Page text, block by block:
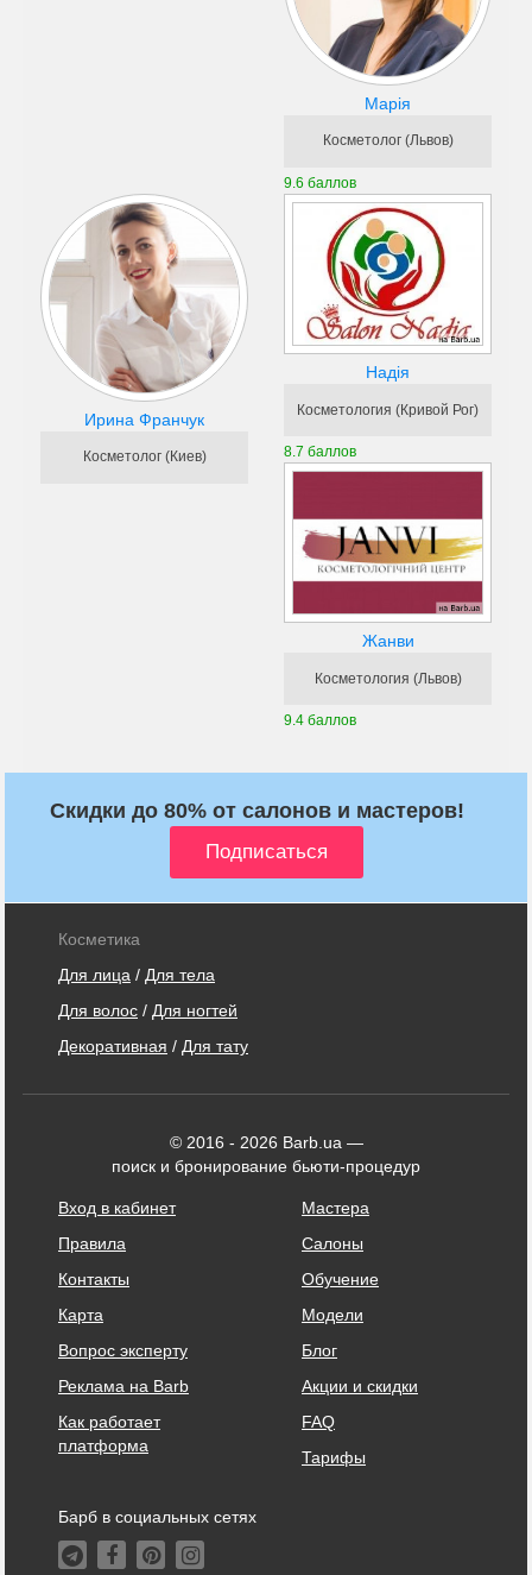
Марія
Косметолог (Львов)
9.6 баллов
Ирина Франчук
Косметолог (Киев)
Надія
Косметология (Кривой Рог)
8.7 баллов
Жанви
Косметология (Львов)
9.4 баллов
Скидки до 80% от салонов и мастеров!
Косметика
Для лица / Для тела
Для волос / Для ногтей
Декоративная / Для тату
© 2016 - 2026 Barb.ua —
поиск и бронирование бьюти-процедур
Вход в кабинет
Правила
Контакты
Карта
Вопрос эксперту
Реклама на Barb
Как работает
платформа
Мастера
Салоны
Обучение
Модели
Блог
Акции и скидки
FAQ
Тарифы
Барб в социальных сетях